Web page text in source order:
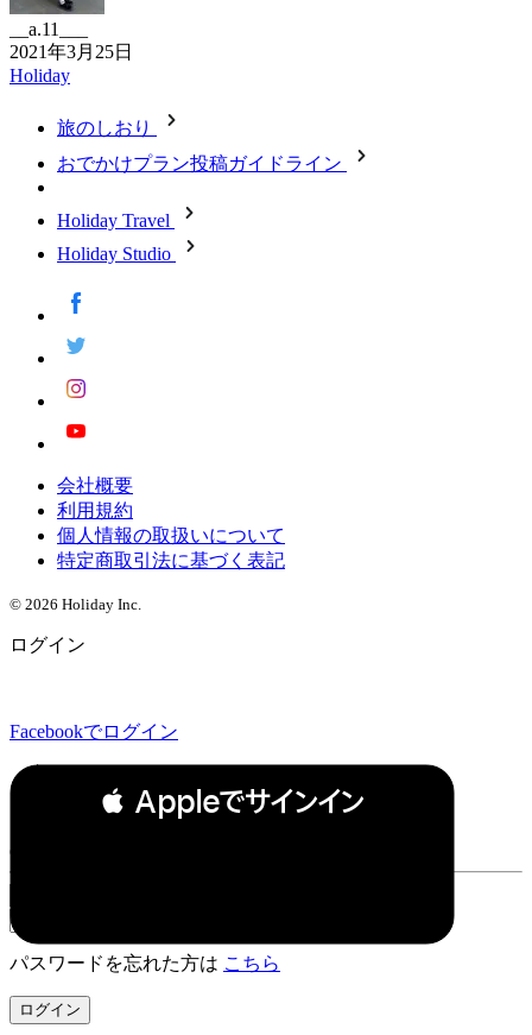
__a.11___
2021年3月25日
Holiday
旅のしおり
おでかけプラン投稿ガイドライン
Holiday Travel
Holiday Studio
会社概要
利用規約
個人情報の取扱いについて
特定商取引法に基づく表記
© 2026 Holiday Inc.
ログイン
Facebookでログイン
 Appleでサインイン
or
パスワードを忘れた方は こちら